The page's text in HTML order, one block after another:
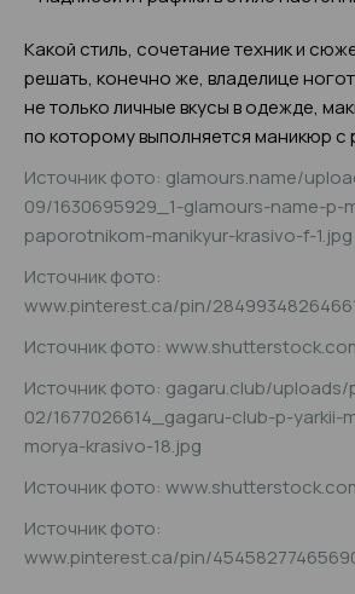
Какой стиль, сочетание техник и
решать, конечно же, владелице
не только личные вкусы в одежде,
по которому выполняется маникюр с
Источник фото: glamours.name/
09/1630695929_1-glamours-name-p-
paporotnikom-manikyur-krasivo-f-1.jpg
Источник фото:
www.pinterest.ca/pin/
Источник фото:
Источник фото: gagaru.club/
02/1677026614_gagaru-club-p-yarkii-
morya-krasivo-18.jpg
Источник фото:
Источник фото:
www.pinterest.ca/pin/